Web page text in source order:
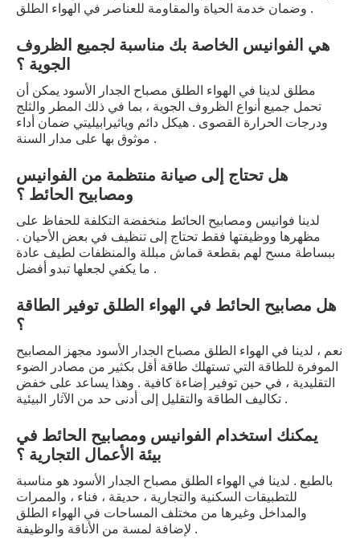
وضمان خدمة الحياة والمقاومة للعناصر في الهواء الطلق .
هي الفوانيس الخاصة بك مناسبة لجميع الظروف
الجوية ؟
مطلق لدينا في الهواء الطلق مصباح الجدار الأسود يمكن أن
تحمل جميع أنواع الظروف الجوية ، بما في ذلك المطر والثلج
ودرجات الحرارة القصوى . هيكل دائم وياثيرابيليتي ضمان أداء
موثوق بها على مدار السنة .
هل تحتاج إلى صيانة منتظمة من الفوانيس
ومصابيح الحائط ؟
لدينا فوانيس ومصابيح الحائط منخفضة التكلفة للحفاظ على
مظهرها ووظيفتها فقط تحتاج إلى تنظيف في بعض الأحيان .
ببساطة مسح لهم بقطعة قماش مبللة والمنظفات لطيف عادة
ما يكفي لجعلها تبدو أفضل .
هل مصابيح الحائط في الهواء الطلق توفير الطاقة
؟
نعم ، لدينا في الهواء الطلق مصباح الجدار الأسود مجهز المصابيح
الموفرة للطاقة التي تستهلك طاقة أقل بكثير من مصادر الضوء
التقليدية ، في حين توفير إضاءة كافية . وهذا يساعد على خفض
تكاليف الطاقة والتقليل إلى أدنى حد من الآثار البيئية .
يمكنك استخدام الفوانيس ومصابيح الحائط في
بيئة الأعمال التجارية ؟
بالطبع . لدينا في الهواء الطلق مصباح الجدار الأسود هو مناسبة
للتطبيقات السكنية والتجارية ، حديقة ، فناء ، والممرات
والمداخل وغيرها من مختلف المساحات في الهواء الطلق
لإضافة لمسة من الأناقة والوظيفة .